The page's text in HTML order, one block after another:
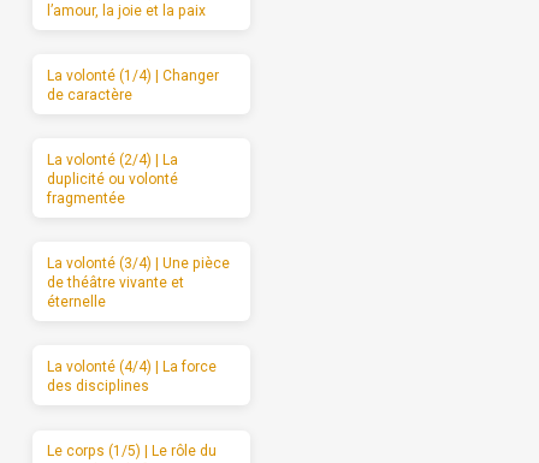
l’amour, la joie et la paix
La volonté (1/4) | Changer
de caractère
La volonté (2/4) | La
duplicité ou volonté
fragmentée
La volonté (3/4) | Une pièce
de théâtre vivante et
éternelle
La volonté (4/4) | La force
des disciplines
Le corps (1/5) | Le rôle du